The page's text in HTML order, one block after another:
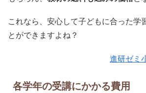
これなら、安心して子どもに合った学
とができますよね？
進研ゼミ
各学年の受講にかかる費用